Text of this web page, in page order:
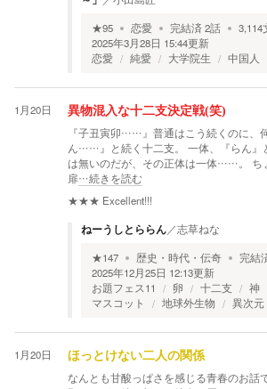
★95 恋愛 完結済2話 3,114
2025年3月28日 15:44更新
恋愛
純愛 大学院生 中国人
1月20日 異物混入な十二支決定戦(笑)
『子丑寅卯……』普通はこう続くのに、
ん……』と続く十二支。 一体、『らん』
は無いのだが、その正体は一体……。 ち
扉…続きを読む
★★★ Excellent!!!
ねーうしとららん／志草ねな
★147 歴史・時代・伝奇 完結
2025年12月25日 12:13更新
お題フェス11
卵 十二支 神
マスコット
地球外生物 異次元
1月20日 ほっとけない二人の関係
なんとも甘酸っぱさを感じる青春のお話